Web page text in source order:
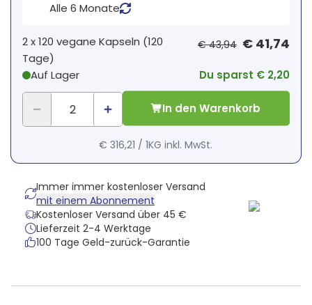
Alle 6 Monate
2 x120 vegane Kapseln (120
Tage)
Auf Lager
€ 43,94 € 41,74
Du sparst € 2,20
In den Warenkorb
€ 316,21 /1KG inkl. MwSt.
Immer immer kostenloser Versand
mit einem Abonnement
Kostenloser Versand über 45 €
Lieferzeit 2-4 Werktage
100 Tage Geld-zurück-Garantie